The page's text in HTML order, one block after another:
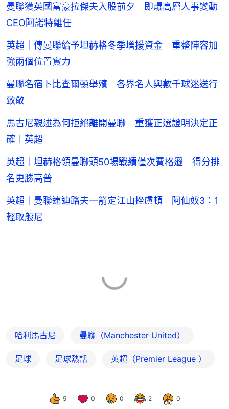
曼聯獲英國富豪拉傑夫入股前夕 即爆高層人事變動
CEO阿諾特離任
英超｜傳曼聯給予坦赫格冬季增援資金 重整陣容加
強兩個位置實力
曼聯名宿卜比查爾頓舉殯 各界名人與數千球迷送行
致敬
馬古尼親述為何拒絕離開曼聯 重獲正選證明決定正
確︱英超
英超｜坦赫格領曼聯頭50場戰績僅次費格遜 得分排
名更勝高普
英超｜曼聯連迪路夫一箭定江山挫盧頓 阿仙奴3：1
輕取般尼
哈利馬古尼 曼聯（Manchester United）
足球 足球熱話 英超（Premier League ）
5 0 0 2 0